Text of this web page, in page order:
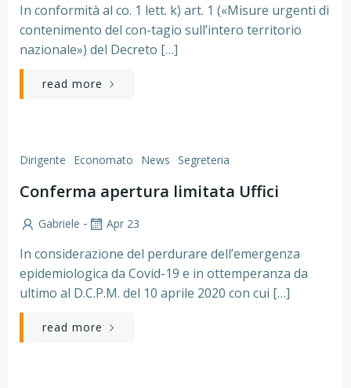
In conformità al co. 1 lett. k) art. 1 («Misure urgenti di
contenimento del con-tagio sull’intero territorio
nazionale») del Decreto […]
read more
Dirigente Economato News Segreteria
Conferma apertura limitata Uffici
Gabriele - Apr 23
In considerazione del perdurare dell’emergenza
epidemiologica da Covid-19 e in ottemperanza da
ultimo al D.C.P.M. del 10 aprile 2020 con cui […]
read more